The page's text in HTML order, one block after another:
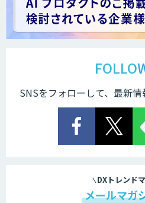
SNSをフォローして、最新
DXトレンド
メールマガ